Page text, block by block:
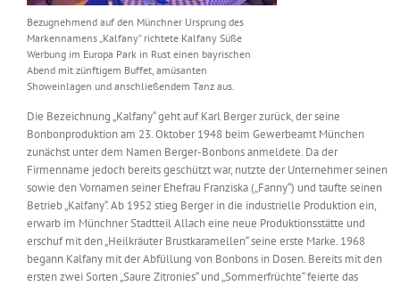
Bezugnehmend auf den Münchner Ursprung des
Markennamens „Kalfany“ richtete Kalfany Süße
Werbung im Europa Park in Rust einen bayrischen
Abend mit zünftigem Buffet, amüsanten
Showeinlagen und anschließendem Tanz aus.
Die Bezeichnung „Kalfany“ geht auf Karl Berger zurück, der seine
Bonbonproduktion am 23. Oktober 1948 beim Gewerbeamt München
zunächst unter dem Namen Berger-Bonbons anmeldete. Da der
Firmenname jedoch bereits geschützt war, nutzte der Unternehmer seinen
sowie den Vornamen seiner Ehefrau Franziska („Fanny“) und taufte seinen
Betrieb „Kalfany“. Ab 1952 stieg Berger in die industrielle Produktion ein,
erwarb im Münchner Stadtteil Allach eine neue Produktionsstätte und
erschuf mit den „Heilkräuter Brustkaramellen“ seine erste Marke. 1968
begann Kalfany mit der Abfüllung von Bonbons in Dosen. Bereits mit den
ersten zwei Sorten „Saure Zitronies“ und „Sommerfrüchte“ feierte das